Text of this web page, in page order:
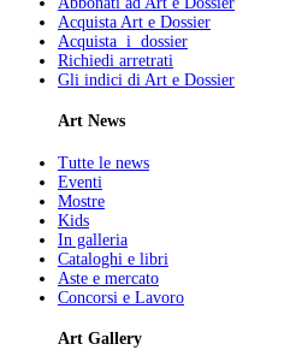
Acquista Art e Dossier
Acquista i dossier
Richiedi arretrati
Gli indici di Art e Dossier
Art News
Tutte le news
Eventi
Mostre
Kids
In galleria
Cataloghi e libri
Aste e mercato
Concorsi e Lavoro
Art Gallery